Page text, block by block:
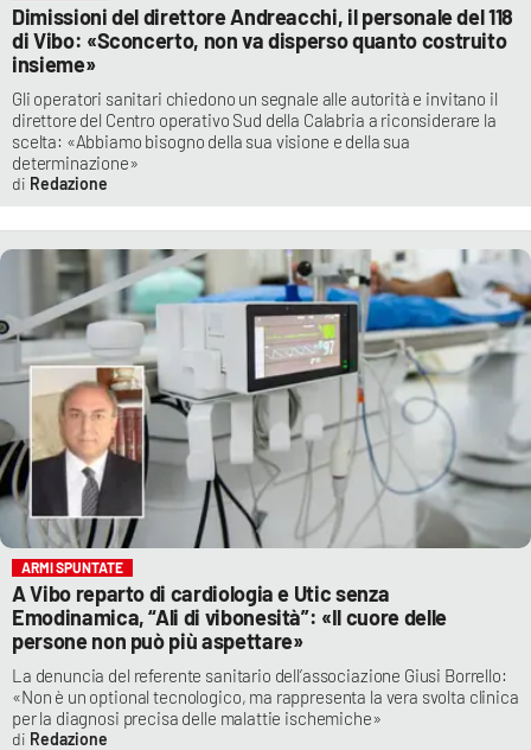
Dimissioni del direttore Andreacchi, il personale del 118
di Vibo: «Sconcerto, non va disperso quanto costruito
insieme»
Gli operatori sanitari chiedono un segnale alle autorità e invitano il
direttore del Centro operativo Sud della Calabria a riconsiderare la
scelta: «Abbiamo bisogno della sua visione e della sua
determinazione»
Redazione
ARMI SPUNTATE
A Vibo reparto di cardiologia e Utic senza
Emodinamica, “Ali di vibonesità”: «Il cuore delle
persone non può più aspettare»
La denuncia del referente sanitario dell’associazione Giusi Borrello:
«Non è un optional tecnologico, ma rappresenta la vera svolta clinica
per la diagnosi precisa delle malattie ischemiche»
Redazione